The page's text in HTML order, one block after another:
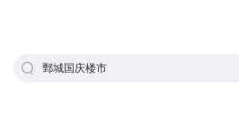
鄄城国庆楼市